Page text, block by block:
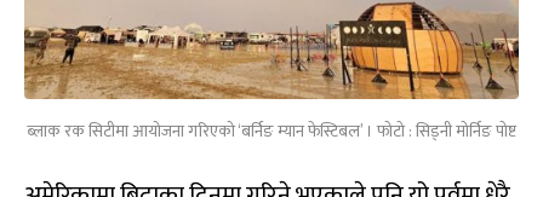
ब्लाक रक सिटीमा आयोजना गरिएको ‘बर्निङ म्यान फेस्टिबल’ । फोटो : सिड्नी मोर्निङ पोष्ट